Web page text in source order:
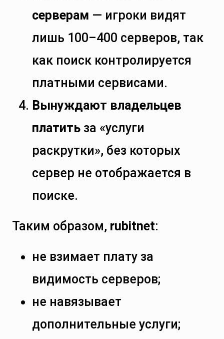
серверам — игроки видят
лишь 100–400 серверов, так
как поиск контролируется
платными сервисами.
Вынуждают владельцев
платить за «услуги
раскрутки», без которых
сервер не отображается в
поиске.
Таким образом, rubitnet:
не взимает плату за
видимость серверов;
не навязывает
дополнительные услуги;